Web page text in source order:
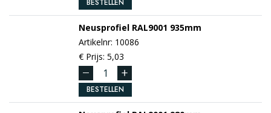
BESTELLEN
Neusprofiel RAL9001 935mm
Artikelnr: 10086
€ Prijs: 5,03
BESTELLEN